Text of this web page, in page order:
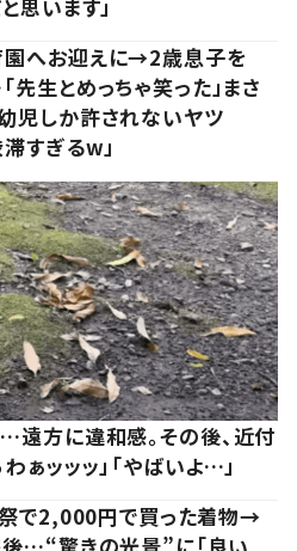
思います」
園へお迎えに→2歳息子を
生とめっちゃ笑った」まさ
児しか許されないヤツ
すぎるw」
遠方に違和感。その後、近付
ぁッッッ」「やばいよ…」
で2,000円で買った着物→